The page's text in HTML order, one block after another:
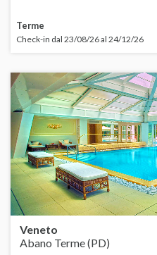
Terme
Check-in dal 23/08/26 al 24/12/26
Veneto
Abano Terme (PD)